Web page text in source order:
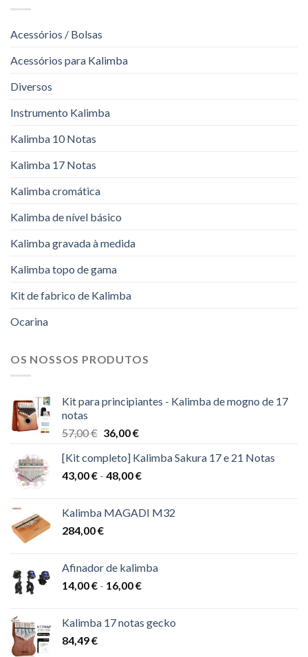
Acessórios / Bolsas
Acessórios para Kalimba
Diversos
Instrumento Kalimba
Kalimba 10 Notas
Kalimba 17 Notas
Kalimba cromática
Kalimba de nível básico
Kalimba gravada à medida
Kalimba topo de gama
Kit de fabrico de Kalimba
Ocarina
OS NOSSOS PRODUTOS
Kit para principiantes - Kalimba de mogno de 17
notas
57,00€ O
original
era:
36,00€O
atual
é:
[Kit completo] Kalimba Sakura 17 e 21 Notas
43,00€ - 48,00€Gama
43,00 €
Kalimba MAGADI M32
284,00€
Afinador de kalimba
14,00€ - 16,00€Gama
14,00 €
Kalimba 17 notas gecko
84,49€